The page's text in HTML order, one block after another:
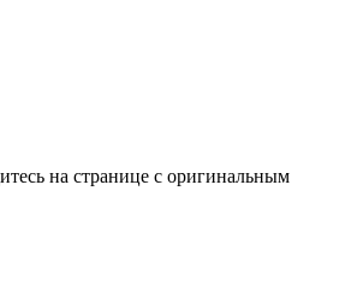
на странице с оригинальным